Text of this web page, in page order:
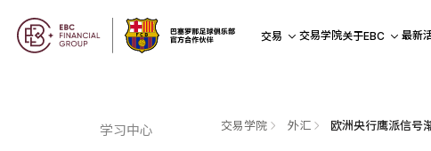
交易 交易学院关于EBC 最新
学习中心
交易学院 外汇